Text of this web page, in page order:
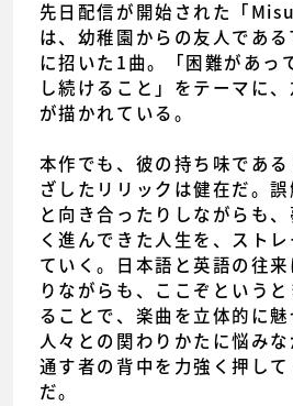
先日配信が開始された「
は、幼稚園からの友人であ
に招いた1曲。「困難があっ
し続けること」をテーマに
が描かれている。
本作でも、彼の持ち味であ
ざしたリリックは健在だ。
と向き合ったりしながらも
く進んできた人生を、スト
ていく。日本語と英語の往
りながらも、ここぞという
ることで、楽曲を立体的に
人々との関わりかたに悩み
通す者の背中を力強く押し
だ。